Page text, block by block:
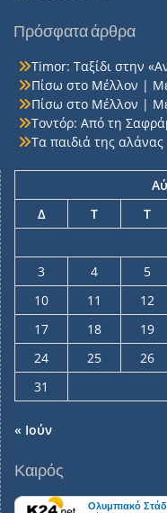
Πρόσφατα άρθρα
Timor: Ταξίδι στην
Πίσω στο Μέλλον |
Πίσω στο Μέλλον |
Τοντόρ: Από τη
Τα παιδιά της αλάνας
Δ
Τ Τ
3
4 5
10
11 12
17
18 19
24
25 26
31
« Ιούν
Καιρός